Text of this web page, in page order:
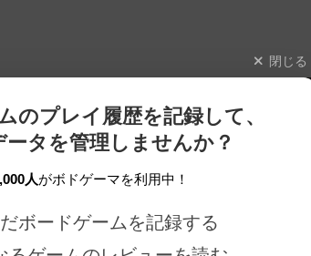
閉じる
のプレイ履歴を記録して、
ータを管理しませんか？
人がボドゲーマを利用中！
ボードゲームを記録する